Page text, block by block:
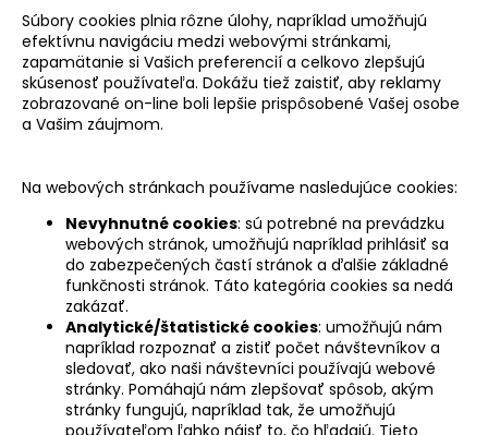
Súbory cookies plnia rôzne úlohy, napríklad umožňujú
efektívnu navigáciu medzi webovými stránkami,
zapamätanie si Vašich preferencií a celkovo zlepšujú
skúsenosť používateľa. Dokážu tiež zaistiť, aby reklamy
zobrazované on-line boli lepšie prispôsobené Vašej osobe
a Vašim záujmom.
Na webových stránkach používame nasledujúce cookies:
Nevyhnutné cookies: sú potrebné na prevádzku
webových stránok, umožňujú napríklad prihlásiť sa
do zabezpečených častí stránok a ďalšie základné
funkčnosti stránok. Táto kategória cookies sa nedá
zakázať.
Analytické/štatistické cookies: umožňujú nám
napríklad rozpoznať a zistiť počet návštevníkov a
sledovať, ako naši návštevníci používajú webové
stránky. Pomáhajú nám zlepšovať spôsob, akým
stránky fungujú, napríklad tak, že umožňujú
používateľom ľahko nájsť to, čo hľadajú. Tieto